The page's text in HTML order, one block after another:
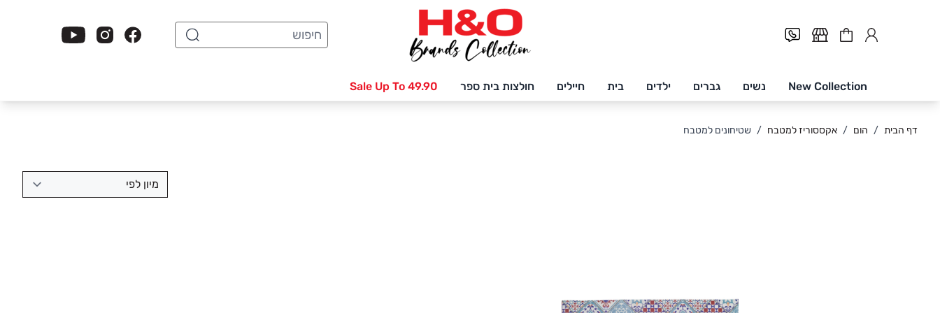
Cart חיפוש
New Collection נשים גברים ילדים בית חיילים חולצות בית ספר
Sale Up To 49.90
דף הבית / הום / אקססוריז למטבח / שטיחונים למטבח
מיון לפי